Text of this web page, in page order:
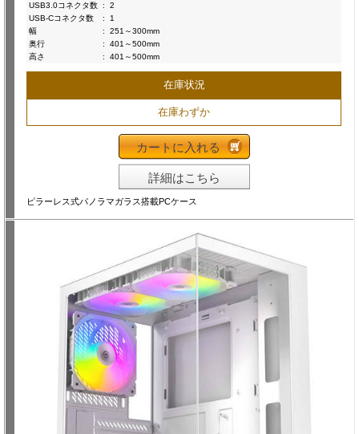
USB3.0コネクタ数 :
2
USB-Cコネクタ数
:
1
幅
:
251～300mm
奥行
:
401～500mm
高さ
: 401～500mm
在庫状況
在庫わずか
カートに入れる
詳細はこちら
ピラーレス式パノラマガラス搭載PCケース